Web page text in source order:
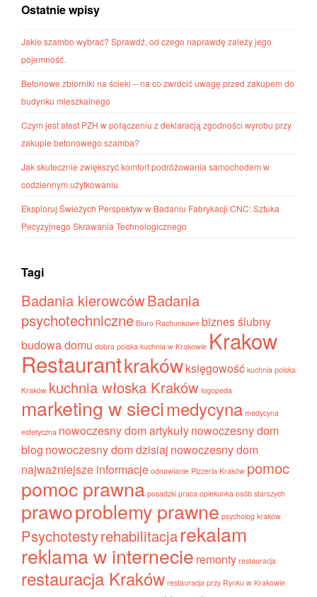
Ostatnie wpisy
Jakie szambo wybrać? Sprawdź, od czego naprawdę zależy jego
pojemność.
Betonowe zbiorniki na ścieki – na co zwrócić uwagę przed zakupem do
budynku mieszkalnego
Czym jest atest PZH w połączeniu z deklaracją zgodności wyrobu przy
zakupie betonowego szamba?
Jak skutecznie zwiększyć komfort podróżowania samochodem w
codziennym użytkowaniu
Eksploruj Świeżych Perspektyw w Badaniu Fabrykacji CNC: Sztuka
Pecyzyjnego Skrawania Technologicznego
Tagi
Badania kierowcówBadania
psychotechniczne Biuro Rachunkowe biznes ślubny
budowa domu dobra polska kuchnia w Krakowie Krakow
Restaurantkrakówksięgowość kuchnia polska
Kraków kuchnia włoska Kraków logopeda
marketing w siecimedycyna medycyna
estetyczna nowoczesny dom artykułynowoczesny dom
blog nowoczesny dom dzisiaj nowoczesny dom
najważniejsze informacje odnawianie Pizzeria Kraków pomoc
pomoc prawna posadzki praca opiekunka osób starszych
prawoproblemy prawne psycholog kraków
Psychotestyrehabilitacjarekalam
reklama w internecie remonty restauracja
restauracja Kraków restauracja przy Rynku w Krakowie